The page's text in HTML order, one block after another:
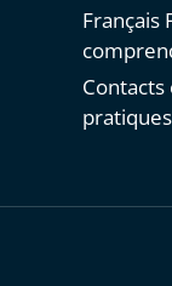
Français
pratiques